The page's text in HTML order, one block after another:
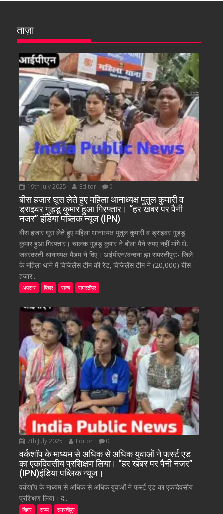
ताज़ा
19th July 2025 Editor 0
बीस हजार घूस लेते हुए महिला थानाध्यक्ष पुतुल कुमारी व
ड्राइवर गुड्डू कुमार हुआ गिरफ्तार। “हर खबर पर पैनी
नजर” इंडिया पब्लिक न्यूज (IPN)
बीस हजार घूस लेते हुए महिला थानाध्यक्ष पुतुल कुमारी व ड्राइवर गुड्डू
कुमार हुआ गिरफ्तार। चालक गुड्डू कुमार ने बोला मैंने रुपए नहीं मांगे थे,
जबरदस्ती थानाध्यक्ष मैडम ने दिए। आईपीएन/वन्दना झा समस्तीपुर:- जिले
के महिला थाने में विजिलेंस टीम की रेड, विजिलेंस टीम ने (20,000) बीस
हजार...
अपराध बिहार राज्य समस्तीपुर
7th July 2025 Editor 0
वर्कशॉप के माध्यम से अधिक से अधिक युवाओं ने फर्स्ट एड
का एकदिवसीय प्रशिक्षण लिया। “हर खबर पर पैनी नजर”
(IPN)इंडिया पब्लिक न्यूज।
वर्कशॉप के माध्यम से अधिक से अधिक युवाओं ने फर्स्ट एड का एकदिवसीय
प्रशिक्षण लिया। द...
बिहार राज्य समस्तीपुर